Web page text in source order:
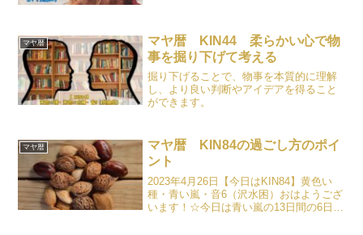
マヤ暦
マヤ暦 KIN44 柔らかい心で物
事を掘り下げて考える
掘り下げることで、物事を本質的に理解
し、より良い判断やアイデアを得ること
ができます。
マヤ暦
マヤ暦 KIN84の過ごし方のポイ
ント
2023年4月26日【今日はKIN84】黄色い
種・青い嵐・音6（沢水困）おはようござ
います！☆今日は青い嵐の13日間の6日目